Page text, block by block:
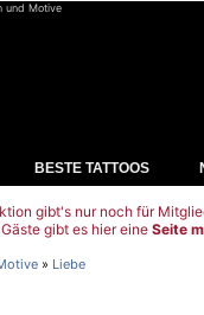
und Motive
BESTE TATTOOS
gibt's nur noch für
gibt es hier eineSeite
» Liebe